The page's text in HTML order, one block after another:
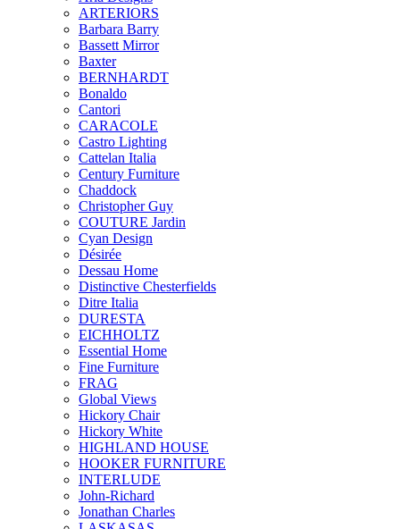
ARTERIORS
Barbara Barry
Bassett Mirror
Baxter
BERNHARDT
Bonaldo
Cantori
CARACOLE
Castro Lighting
Cattelan Italia
Century Furniture
Chaddock
Christopher Guy
COUTURE Jardin
Cyan Design
Désirée
Dessau Home
Distinctive Chesterfields
Ditre Italia
DURESTA
EICHHOLTZ
Essential Home
Fine Furniture
FRAG
Global Views
Hickory Chair
Hickory White
HIGHLAND HOUSE
HOOKER FURNITURE
INTERLUDE
John-Richard
Jonathan Charles